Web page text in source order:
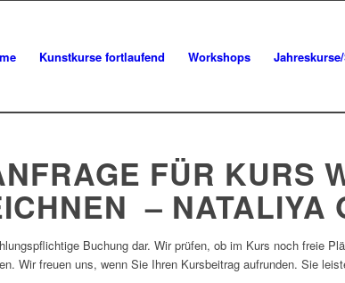
Kunstkurse fortlaufend Workshops
FÜR KURS
– NATALIYA
Buchung dar. Wir prüfen, ob im Kurs noch freie
Wir freuen uns, wenn Sie Ihren Kursbeitrag aufrunden. Sie